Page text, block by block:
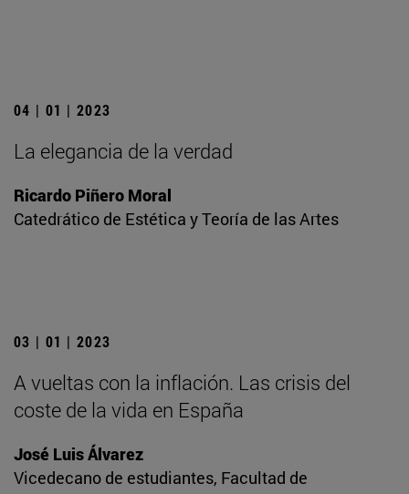
04 | 01 | 2023
La elegancia de la verdad
Ricardo Piñero Moral
Catedrático de Estética y Teoría de las Artes
03 | 01 | 2023
A vueltas con la inflación. Las crisis del
coste de la vida en España
José Luis Álvarez
Vicedecano de estudiantes, Facultad de